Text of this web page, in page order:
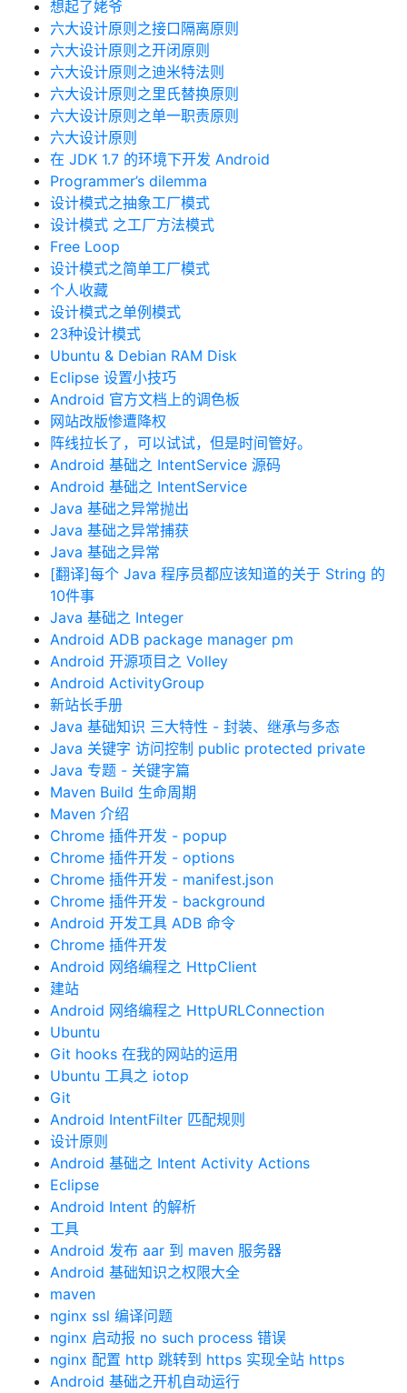
想起了姥爷
六大设计原则之接口隔离原则
六大设计原则之开闭原则
六大设计原则之迪米特法则
六大设计原则之里氏替换原则
六大设计原则之单一职责原则
六大设计原则
在 JDK 1.7 的环境下开发 Android
Programmer’s dilemma
设计模式之抽象工厂模式
设计模式 之工厂方法模式
Free Loop
设计模式之简单工厂模式
个人收藏
设计模式之单例模式
23种设计模式
Ubuntu & Debian RAM Disk
Eclipse 设置小技巧
Android 官方文档上的调色板
网站改版惨遭降权
阵线拉长了，可以试试，但是时间管好。
Android 基础之 IntentService 源码
Android 基础之 IntentService
Java 基础之异常抛出
Java 基础之异常捕获
Java 基础之异常
[翻译]每个 Java 程序员都应该知道的关于 String 的
10件事
Java 基础之 Integer
Android ADB package manager pm
Android 开源项目之 Volley
Android ActivityGroup
新站长手册
Java 基础知识 三大特性 - 封装、继承与多态
Java 关键字 访问控制 public protected private
Java 专题 - 关键字篇
Maven Build 生命周期
Maven 介绍
Chrome 插件开发 - popup
Chrome 插件开发 - options
Chrome 插件开发 - manifest.json
Chrome 插件开发 - background
Android 开发工具 ADB 命令
Chrome 插件开发
Android 网络编程之 HttpClient
建站
Android 网络编程之 HttpURLConnection
Ubuntu
Git hooks 在我的网站的运用
Ubuntu 工具之 iotop
Git
Android IntentFilter 匹配规则
设计原则
Android 基础之 Intent Activity Actions
Eclipse
Android Intent 的解析
工具
Android 发布 aar 到 maven 服务器
Android 基础知识之权限大全
maven
nginx ssl 编译问题
nginx 启动报 no such process 错误
nginx 配置 http 跳转到 https 实现全站 https
Android 基础之开机自动运行